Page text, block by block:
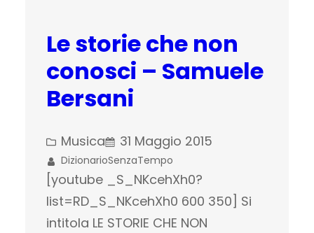
Le storie che non
conosci – Samuele
Bersani
Musica 31 Maggio 2015
DizionarioSenzaTempo
[youtube _S_NKcehXh0?
list=RD_S_NKcehXh0 600 350] Si
intitola LE STORIE CHE NON